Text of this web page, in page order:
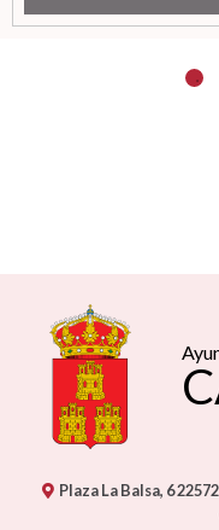
Plaza La Balsa, 622572